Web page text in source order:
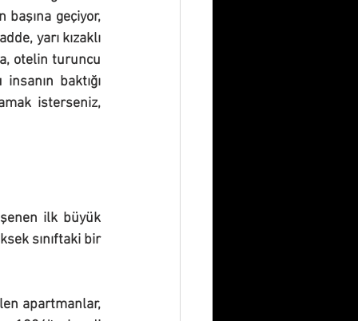
başına geçiyor,
yarı kızaklı
otelin turuncu
baktığı
isterseniz,
ilk büyük
sınıftaki bir
apartmanlar,